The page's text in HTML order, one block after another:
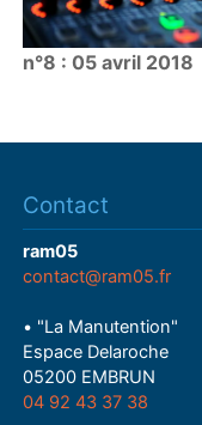
n°8 : 05 avril 2018
Contact
ram05
contact@ram05.fr
• "La Manutention"
Espace Delaroche
05200 EMBRUN
04 92 43 37 38